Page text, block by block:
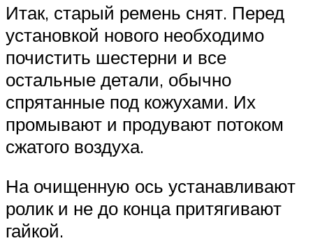
Итак, старый ремень снят. Перед
установкой нового необходимо
почистить шестерни и все
остальные детали, обычно
спрятанные под кожухами. Их
промывают и продувают потоком
сжатого воздуха.
На очищенную ось устанавливают
ролик и не до конца притягивают
гайкой.